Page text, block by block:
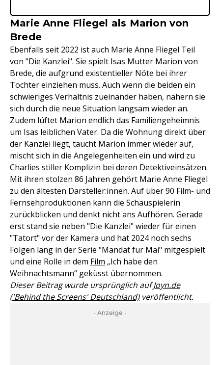
Marie Anne Fliegel als Marion von
Brede
Ebenfalls seit 2022 ist auch Marie Anne Fliegel Teil
von "Die Kanzlei". Sie spielt Isas Mutter Marion von
Brede, die aufgrund existentieller Nöte bei ihrer
Tochter einziehen muss. Auch wenn die beiden ein
schwieriges Verhältnis zueinander haben, nähern sie
sich durch die neue Situation langsam wieder an.
Zudem lüftet Marion endlich das Familiengeheimnis
um Isas leiblichen Vater. Da die Wohnung direkt über
der Kanzlei liegt, taucht Marion immer wieder auf,
mischt sich in die Angelegenheiten ein und wird zu
Charlies stiller Komplizin bei deren Detektiveinsätzen.
Mit ihren stolzen 86 Jahren gehört Marie Anne Fliegel
zu den ältesten Darsteller:innen. Auf über 90 Film- und
Fernsehproduktionen kann die Schauspielerin
zurückblicken und denkt nicht ans Aufhören. Gerade
erst stand sie neben "Die Kanzlei" wieder für einen
"Tatort" vor der Kamera und hat 2024 noch sechs
Folgen lang in der Serie "Mandat für Mai" mitgespielt
und eine Rolle in dem Film „Ich habe den
Weihnachtsmann“ geküsst übernommen.
Dieser Beitrag wurde ursprünglich aufJoyn.de
('Behind the Screens' Deutschland)veröffentlicht.
- Anzeige -